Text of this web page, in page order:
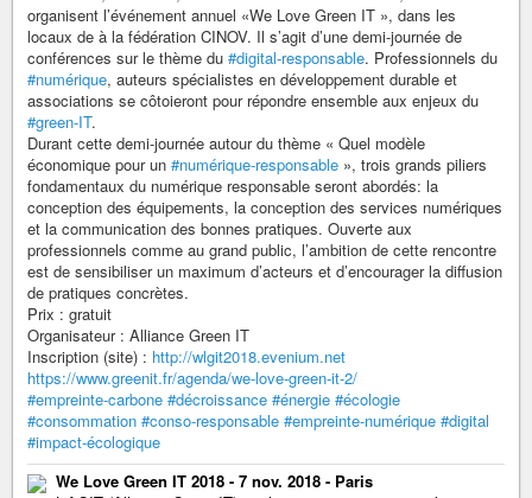
organisent l’événement annuel «We Love Green IT », dans les
locaux de à la fédération CINOV. Il s’agit d’une demi-journée de
conférences sur le thème du #digital-responsable. Professionnels du
#numérique, auteurs spécialistes en développement durable et
associations se côtoieront pour répondre ensemble aux enjeux du
#green-IT.
Durant cette demi-journée autour du thème « Quel modèle
économique pour un #numérique-responsable », trois grands piliers
fondamentaux du numérique responsable seront abordés: la
conception des équipements, la conception des services numériques
et la communication des bonnes pratiques. Ouverte aux
professionnels comme au grand public, l’ambition de cette rencontre
est de sensibiliser un maximum d’acteurs et d’encourager la diffusion
de pratiques concrètes.
Prix : gratuit
Organisateur : Alliance Green IT
Inscription (site) : http://wlgit2018.evenium.net
https://www.greenit.fr/agenda/we-love-green-it-2/
#empreinte-carbone #décroissance #énergie #écologie
#consommation #conso-responsable #empreinte-numérique #digital
#impact-écologique
We Love Green IT 2018 - 7 nov. 2018 - Paris